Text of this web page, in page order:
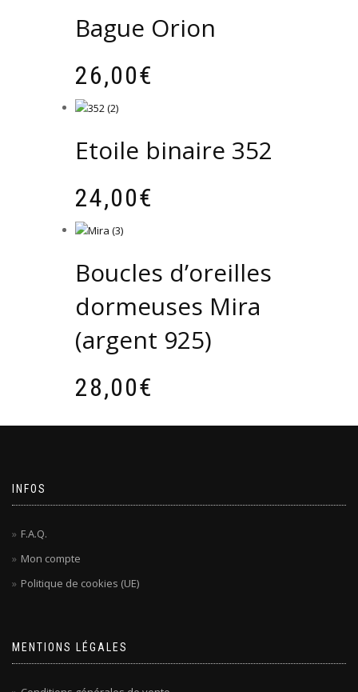
Bague Orion
26,00€
Etoile binaire 352
24,00€
Boucles d’oreilles
dormeuses Mira
(argent 925)
28,00€
INFOS
F.A.Q.
Mon compte
Politique de cookies (UE)
MENTIONS LÉGALES